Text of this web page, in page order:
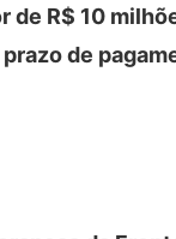
R$ 10
de